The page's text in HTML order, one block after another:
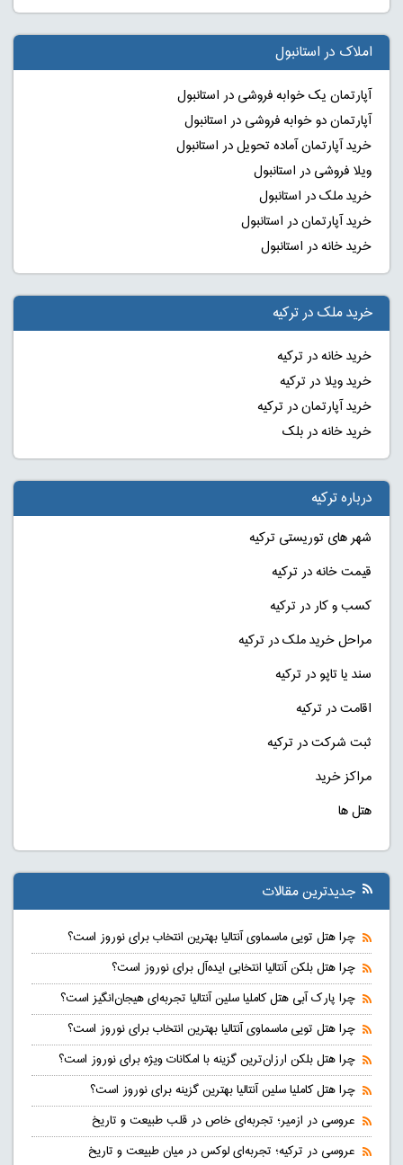
املاک در استانبول
آپارتمان یک خوابه فروشی در استانبول
آپارتمان دو خوابه فروشی در استانبول
خرید آپارتمان آماده تحویل در استانبول
ویلا فروشی در استانبول
خرید ملک در استانبول
خرید آپارتمان در استانبول
خرید خانه در استانبول
خرید ملک در ترکیه
خرید خانه در ترکیه
خرید ویلا در ترکیه
خرید آپارتمان در ترکیه
خرید خانه در بلک
درباره ترکیه
شهر های توریستی ترکیه
قیمت خانه در ترکیه
کسب و کار در ترکیه
مراحل خرید ملک در ترکیه
سند یا تاپو در ترکیه
اقامت در ترکیه
ثبت شرکت در ترکیه
مراکز خرید
هتل ها
جدیدترین مقالات
چرا هتل تویی ماسماوی آنتالیا بهترین انتخاب برای نوروز است؟
چرا هتل بلکن آنتالیا انتخابی ایده‌آل برای نوروز است؟
چرا پارک آبی هتل کاملیا سلین آنتالیا تجربه‌ای هیجان‌انگیز است؟
چرا هتل تویی ماسماوی آنتالیا بهترین انتخاب برای نوروز است؟
چرا هتل بلکن ارزان‌ترین گزینه با امکانات ویژه برای نوروز است؟
چرا هتل کاملیا سلین آنتالیا بهترین گزینه برای نوروز است؟
عروسی در ازمیر؛ تجربه‌ای خاص در قلب طبیعت و تاریخ
عروسی در ترکیه؛ تجربه‌ای لوکس در میان طبیعت و تاریخ